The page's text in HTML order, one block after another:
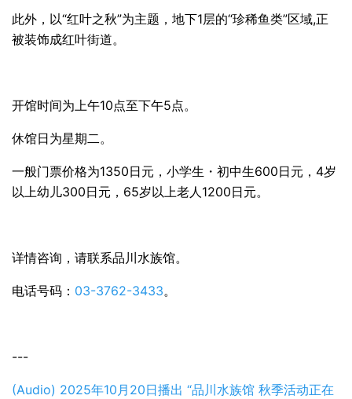
此外，以“红叶之秋”为主题，地下1层的“珍稀鱼类”区域,正
被装饰成红叶街道。
开馆时间为上午10点至下午5点。
休馆日为星期二。
一般门票价格为1350日元，小学生・初中生600日元，4岁
以上幼儿300日元，65岁以上老人1200日元。
详情咨询，请联系品川水族馆。
电话号码： 03-3762-3433。
---
(Audio) 2025年10月20日播出 “品川水族馆 秋季活动正在